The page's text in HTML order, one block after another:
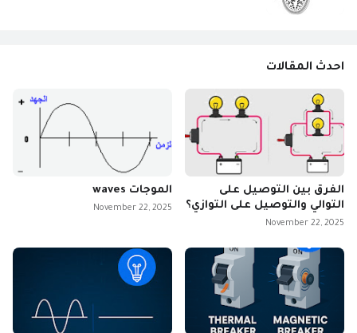
احدث المقالات
الفرق بين التوصيل على
التوالي والتوصيل على التوازي؟
November 22, 2025
الموجات waves
November 22, 2025